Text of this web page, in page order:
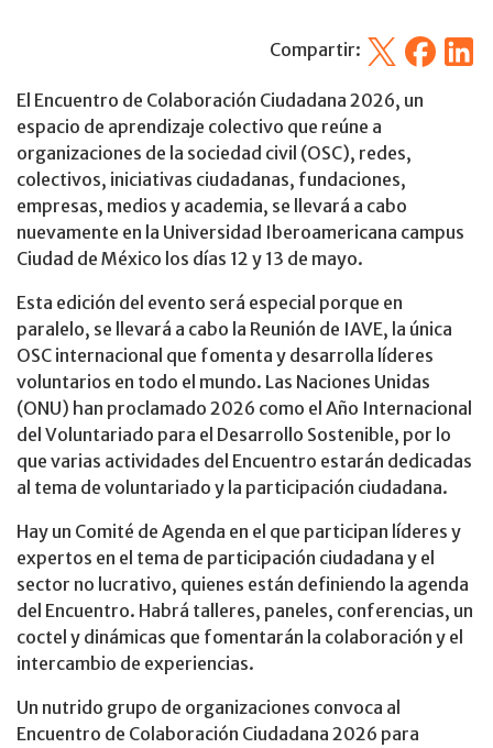
Compartir: X Facebook
El Encuentro de Colaboración Ciudadana 2026, un
espacio de aprendizaje colectivo que reúne a
organizaciones de la sociedad civil (OSC), redes,
colectivos, iniciativas ciudadanas, fundaciones,
empresas, medios y academia, se llevará a cabo
nuevamente en la Universidad Iberoamericana campus
Ciudad de México los días 12 y 13 de mayo.
Esta edición del evento será especial porque en
paralelo, se llevará a cabo la Reunión de IAVE, la única
OSC internacional que fomenta y desarrolla líderes
voluntarios en todo el mundo. Las Naciones Unidas
(ONU) han proclamado 2026 como el Año Internacional
del Voluntariado para el Desarrollo Sostenible, por lo
que varias actividades del Encuentro estarán dedicadas
al tema de voluntariado y la participación ciudadana.
Hay un Comité de Agenda en el que participan líderes y
expertos en el tema de participación ciudadana y el
sector no lucrativo, quienes están definiendo la agenda
del Encuentro. Habrá talleres, paneles, conferencias, un
coctel y dinámicas que fomentarán la colaboración y el
intercambio de experiencias.
Un nutrido grupo de organizaciones convoca al
Encuentro de Colaboración Ciudadana 2026 para